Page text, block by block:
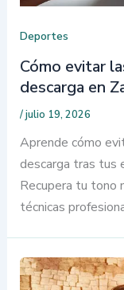
Deportes
Cómo evitar
descarga en
/julio 19, 2026
Aprende cómo
descarga tras tus
Recupera tu tono
técnicas